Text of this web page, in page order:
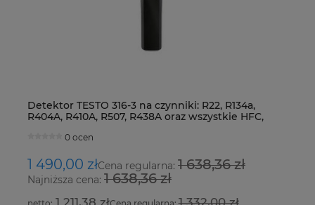
Detektor TESTO 316-3 na czynniki: R22, R134a,
R404A, R410A, R507, R438A oraz wszystkie HFC,
0 ocen
1 490,00 złCena regularna: 1 638,36 zł
Najniższa cena: 1 638,36 zł
1 211,38 zł 1 332,00 zł